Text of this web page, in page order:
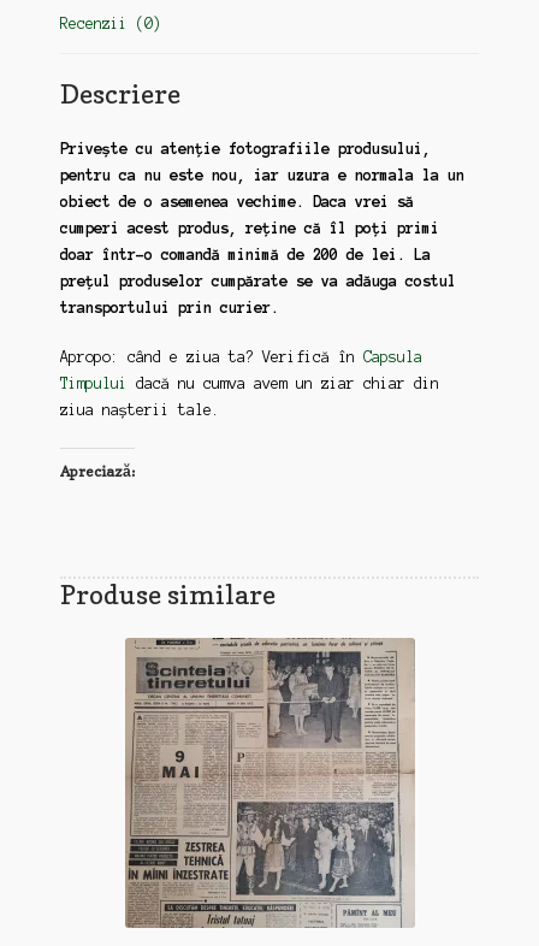
Recenzii (0)
Descriere
Privește cu atenție fotografiile produsului,
pentru ca nu este nou, iar uzura e normala la un
obiect de o asemenea vechime. Daca vrei să
cumperi acest produs, reține că îl poți primi
doar într-o comandă minimă de 200 de lei. La
prețul produselor cumpărate se va adăuga costul
transportului prin curier.
Apropo: când e ziua ta? Verifică în Capsula
Timpului
dacă nu cumva avem un ziar chiar din
ziua nașterii tale.
Apreciază:
Produse similare